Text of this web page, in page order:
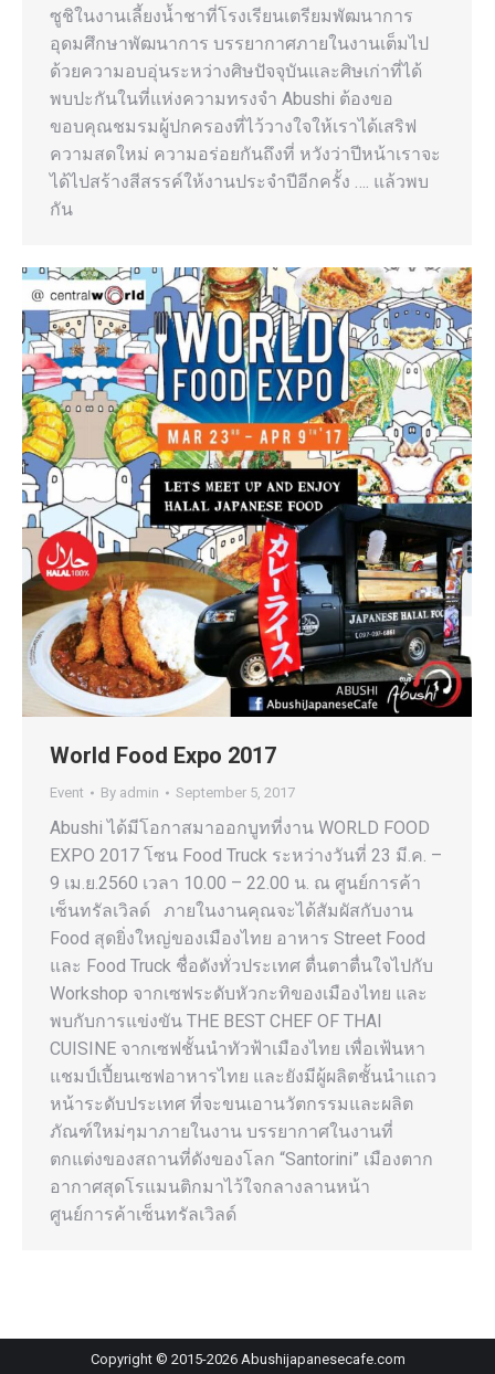
ซูชิในงานเลี้ยงน้ำชาที่โรงเรียนเตรียมพัฒนาการ
อุดมศึกษาพัฒนาการ บรรยากาศภายในงานเต็มไป
ด้วยความอบอุ่นระหว่างศิษปัจจุบันและศิษเก่าที่ได้
พบปะกันในที่แห่งความทรงจำ Abushi ต้องขอ
ขอบคุณชมรมผู้ปกครองที่ไว้วางใจให้เราได้เสริฟ
ความสดใหม่ ความอร่อยกันถึงที่ หวังว่าปีหน้าเราจะ
ได้ไปสร้างสีสรรค์ให้งานประจำปีอีกครั้ง …. แล้วพบ
กัน
World Food Expo 2017
Event By admin September 5, 2017
Abushi ได้มีโอกาสมาออกบูทที่งาน WORLD FOOD
EXPO 2017 โซน Food Truck ระหว่างวันที่ 23 มี.ค. –
9 เม.ย.2560 เวลา 10.00 – 22.00 น. ณ ศูนย์การค้า
เซ็นทรัลเวิลด์ ภายในงานคุณจะได้สัมผัสกับงาน
Food สุดยิ่งใหญ่ของเมืองไทย อาหาร Street Food
และ Food Truck ชื่อดังทั่วประเทศ ตื่นตาตื่นใจไปกับ
Workshop จากเซฟระดับหัวกะทิของเมืองไทย และ
พบกับการแข่งขัน THE BEST CHEF OF THAI
CUISINE จากเซฟชั้นนำทัวฟ้าเมืองไทย เพื่อเฟ้นหา
แชมป์เปี้ยนเซฟอาหารไทย และยังมีผู้ผลิตชั้นนำแถว
หน้าระดับประเทศ ที่จะขนเอานวัตกรรมและผลิต
ภัณฑ์ใหม่ๆมาภายในงาน บรรยากาศในงานที่
ตกแต่งของสถานที่ดังของโลก “Santorini” เมืองตาก
อากาศสุดโรแมนติกมาไว้ใจกลางลานหน้า
ศูนย์การค้าเซ็นทรัลเวิลด์
Copyright © 2015-2026Abushijapanesecafe.com